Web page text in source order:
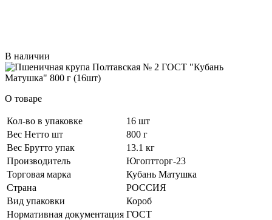
В наличии
О товаре
Кол-во в упаковке
16 шт
Вес Нетто шт
800 г
Вес Брутто упак
13.1 кг
Производитель
Югоптторг-23
Торговая марка
Кубань Матушка
Страна
РОССИЯ
Вид упаковки
Короб
Нормативная документация ГОСТ